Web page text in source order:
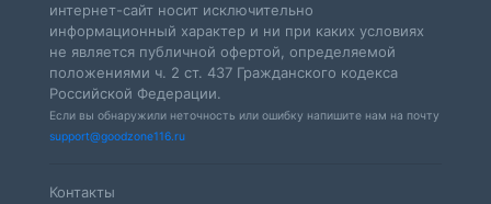
интернет-сайт носит исключительно
информационный характер и ни при каких условиях
не является публичной офертой, определяемой
положениями ч. 2 ст. 437 Гражданского кодекса
Российской Федерации.
Если вы обнаружили неточность или ошибку напишите нам на почту
support@goodzone116.ru
Контакты